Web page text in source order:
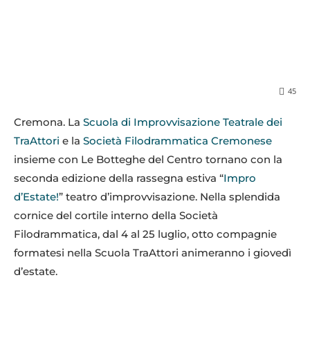
45
Cremona. La Scuola di Improvvisazione Teatrale dei
TraAttori e la Società Filodrammatica Cremonese
insieme con Le Botteghe del Centro tornano con la
seconda edizione della rassegna estiva “Impro
d’Estate!” teatro d’improvvisazione. Nella splendida
cornice del cortile interno della Società
Filodrammatica, dal 4 al 25 luglio, otto compagnie
formatesi nella Scuola TraAttori animeranno i giovedì
d’estate.